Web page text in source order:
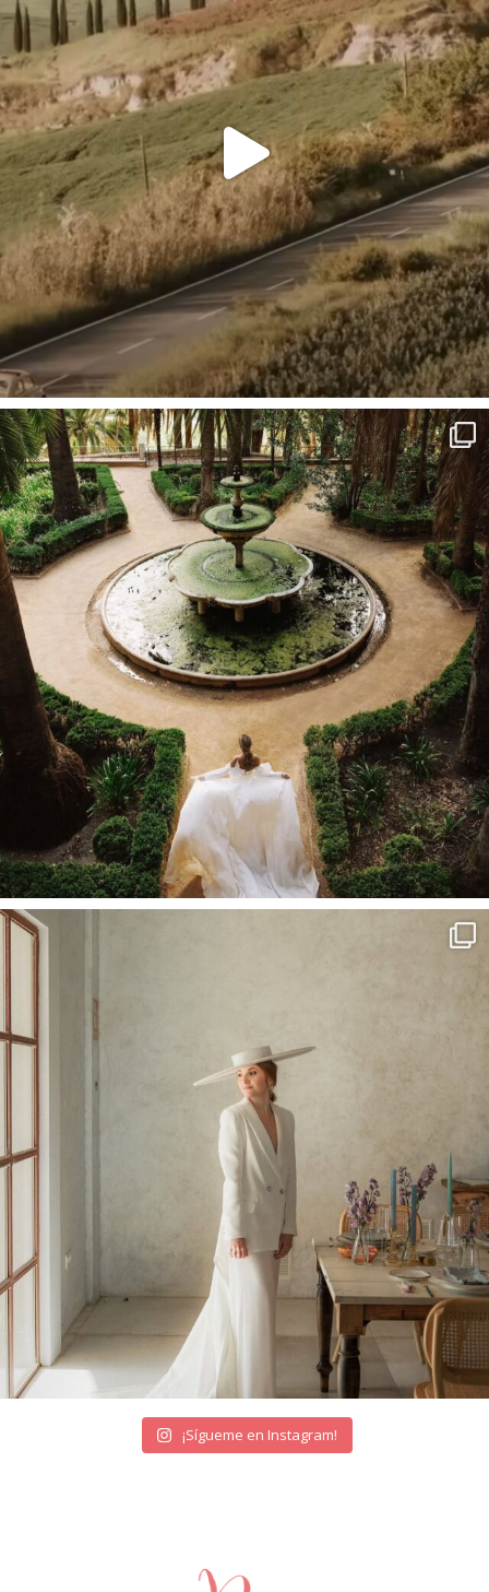
¡Sígueme en Instagram!